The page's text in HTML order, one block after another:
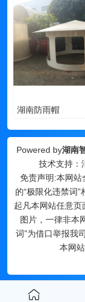
湖南防雨帽
Powered by湖南
技术支持：
免责声明:本网站
的“极限化违禁词
起凡本网站任意页
图片，一律非本
词”为借口举报我
本网